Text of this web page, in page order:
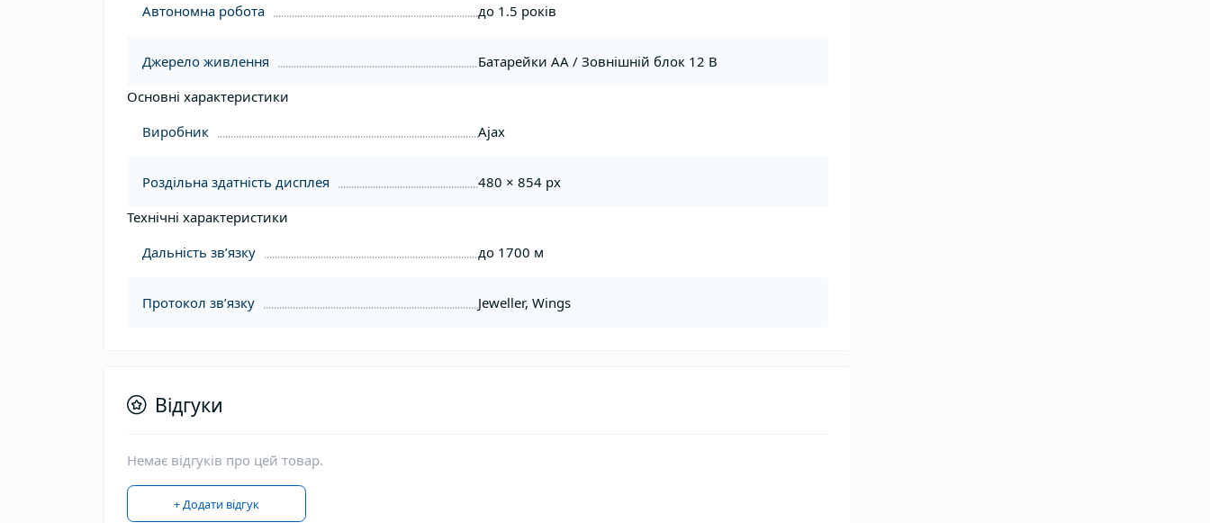
Автономна робота
до 1.5 років
Джерело живлення
Батарейки AA / Зовнішній блок 12 В
Основні характеристики
Виробник
Ajax
Роздільна здатність дисплея
480 × 854 px
Технічні характеристики
Дальність звʼязку
до 1700 м
Протокол зв’язку Jeweller, Wings
Відгуки
Немає відгуків про цей товар.
+ Додати відгук